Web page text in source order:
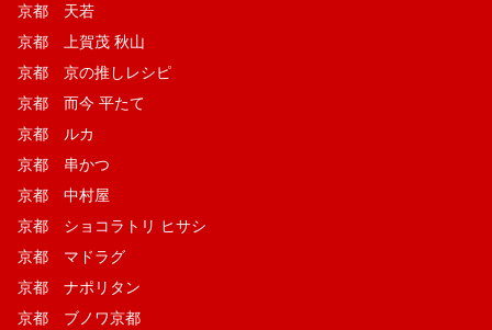
京都 天若
京都 上賀茂 秋山
京都 京の推しレシピ
京都 而今 平たて
京都 ルカ
京都 串かつ
京都 中村屋
京都 ショコラトリ ヒサシ
京都 マドラグ
京都 ナポリタン
京都 ブノワ京都